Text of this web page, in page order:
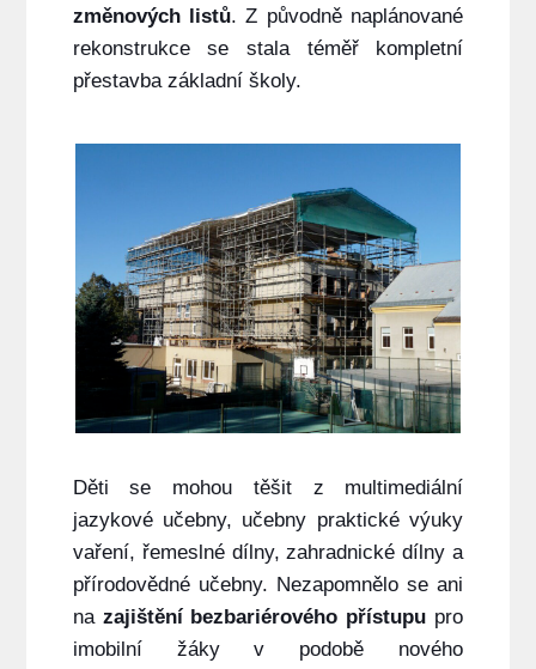
změnových listů. Z původně naplánované
rekonstrukce se stala téměř kompletní
přestavba základní školy.
Děti se mohou těšit z multimediální
jazykové učebny, učebny praktické výuky
vaření, řemeslné dílny, zahradnické dílny a
přírodovědné učebny. Nezapomnělo se ani
na zajištění bezbariérového přístupu pro
imobilní žáky v podobě nového